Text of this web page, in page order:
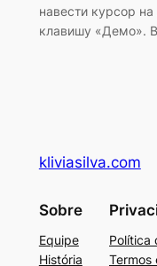
навести курсор
клавишу «Демо».
kliviasilva.com
Sobre
Equipe
História
Política
Termos